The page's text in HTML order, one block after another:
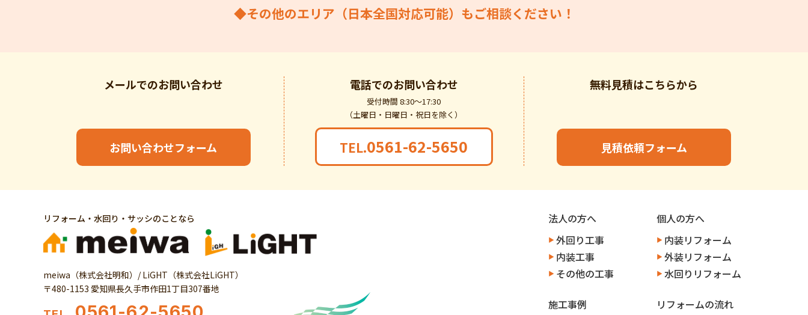
◆その他のエリア（日本全国対応可能）もご相談ください！
メールでのお問い合わせ
お問い合わせフォーム
電話でのお問い合わせ
受付時間 8:30～17:30
（土曜日・日曜日・祝日を除く）
TEL.0561-62-5650
無料見積はこちらから
見積依頼フォーム
リフォーム・水回り・サッシのことなら
meiwa（株式会社明和）/ LiGHT（株式会社LiGHT）
〒480-1153 愛知県長久手市作田1丁目307番地
法人の方へ
外回り工事
内装工事
その他の工事
個人の方へ
内装リフォーム
外装リフォーム
水回りリフォーム
施工事例 リフォームの流れ